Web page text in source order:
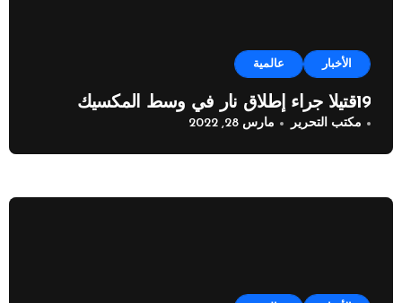
الأخبار عالمية
19قتيلا جراء إطلاق نار في وسط المكسيك
مكتب التحرير مارس 28, 2022